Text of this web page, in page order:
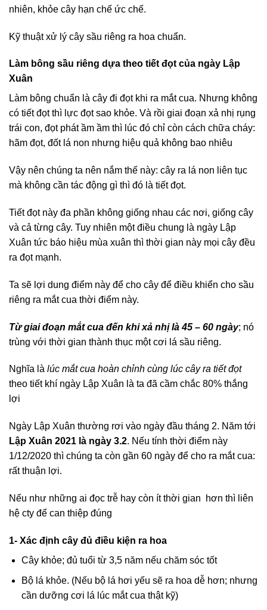
nhiên, khỏe cây hạn chế ức chế.
Kỹ thuật xử lý cây sầu riêng ra hoa chuẩn.
Làm bông sầu riêng dựa theo tiết đọt của ngày Lập
Xuân
Làm bông chuẩn là cây đi đọt khi ra mắt cua. Nhưng không
có tiết đọt thì lực đọt sao khỏe. Và rồi giai đoạn xả nhị rụng
trái con, đọt phát ầm ầm thì lúc đó chỉ còn cách chữa cháy:
hãm đọt, đốt lá non nhưng hiệu quả không bao nhiêu
Vậy nên chúng ta nên nắm thế này: cây ra lá non liên tục
mà không cần tác động gì thì đó là tiết đọt.
Tiết đọt này đa phần không giống nhau các nơi, giống cây
và cả từng cây. Tuy nhiên một điều chung là ngày Lập
Xuân tức báo hiệu mùa xuân thì thời gian này mọi cây đều
ra đọt mạnh.
Ta sẽ lợi dung điểm này để cho cây để điều khiển cho sầu
riêng ra mắt cua thời điểm này.
Từ giai đoạn mắt cua đến khi xả nhị là 45 – 60 ngày; nó
trùng với thời gian thành thục một cơi lá sầu riêng.
Nghĩa là lúc mắt cua hoàn chỉnh cùng lúc cây ra tiết đọt
theo tiết khí ngày Lập Xuân là ta đã cầm chắc 80% thắng
lợi
Ngày Lập Xuân thường rơi vào ngày đầu tháng 2. Năm tới
Lập Xuân 2021 là ngày 3.2. Nếu tính thời điểm này
1/12/2020 thì chúng ta còn gần 60 ngày để cho ra mắt cua:
rất thuận lợi.
Nếu như những ai đọc trễ hay còn ít thời gian hơn thì liên
hệ cty để can thiệp đúng
1- Xác định cây đủ điều kiện ra hoa
Cây khỏe; đủ tuổi từ 3,5 năm nếu chăm sóc tốt
Bộ lá khỏe. (Nếu bộ lá hơi yếu sẽ ra hoa dễ hơn; nhưng
cần dưỡng cơi lá lúc mắt cua thật kỹ)